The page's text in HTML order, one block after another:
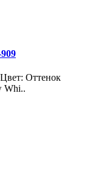
Оттенок
Whi..